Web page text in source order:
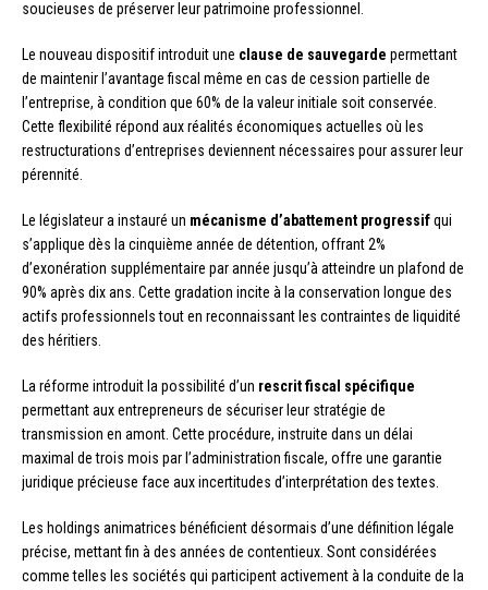
soucieuses de préserver leur patrimoine professionnel.
Le nouveau dispositif introduit une clause de sauvegarde permettant
de maintenir l’avantage fiscal même en cas de cession partielle de
l’entreprise, à condition que 60% de la valeur initiale soit conservée.
Cette flexibilité répond aux réalités économiques actuelles où les
restructurations d’entreprises deviennent nécessaires pour assurer leur
pérennité.
Le législateur a instauré un mécanisme d’abattement progressifqui
s’applique dès la cinquième année de détention, offrant 2%
d’exonération supplémentaire par année jusqu’à atteindre un plafond de
90% après dix ans. Cette gradation incite à la conservation longue des
actifs professionnels tout en reconnaissant les contraintes de liquidité
des héritiers.
La réforme introduit la possibilité d’un rescrit fiscal spécifique
permettant aux entrepreneurs de sécuriser leur stratégie de
transmission en amont. Cette procédure, instruite dans un délai
maximal de trois mois par l’administration fiscale, offre une garantie
juridique précieuse face aux incertitudes d’interprétation des textes.
Les holdings animatrices bénéficient désormais d’une définition légale
précise, mettant fin à des années de contentieux. Sont considérées
comme telles les sociétés qui participent activement à la conduite de la